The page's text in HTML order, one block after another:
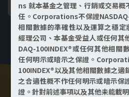
ns 就本基金之管理、行銷或交易概
任。Corporations不保證
相關數據的準確性以及運算之穩
經理公司、本基金受益人或任何其
DAQ-100INDEX®或任何其他相關
任何明示或暗示之保證。
100INDEX®以及其他相關數據之適
之合適性概不作任何明示或暗示保
證。針對前述事項以及其他未能載